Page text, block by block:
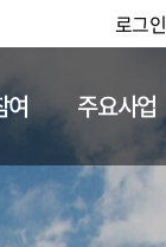
로그인
채용정보
여 주요사업